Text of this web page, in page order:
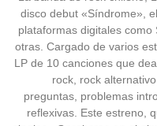
disco debut «Síndrome»,
plataformas digitales como
otras. Cargado de varios
LP de 10 canciones que
rock, rock
preguntas, problemas
reflexivas. Este estreno,